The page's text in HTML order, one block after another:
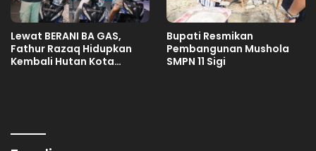
Lewat BERANI BA GAS,
Fathur Razaq Hidupkan
Kembali Hutan Kota
Bupati Resmikan
Pembangunan Mushola
SMPN 11 Sigi